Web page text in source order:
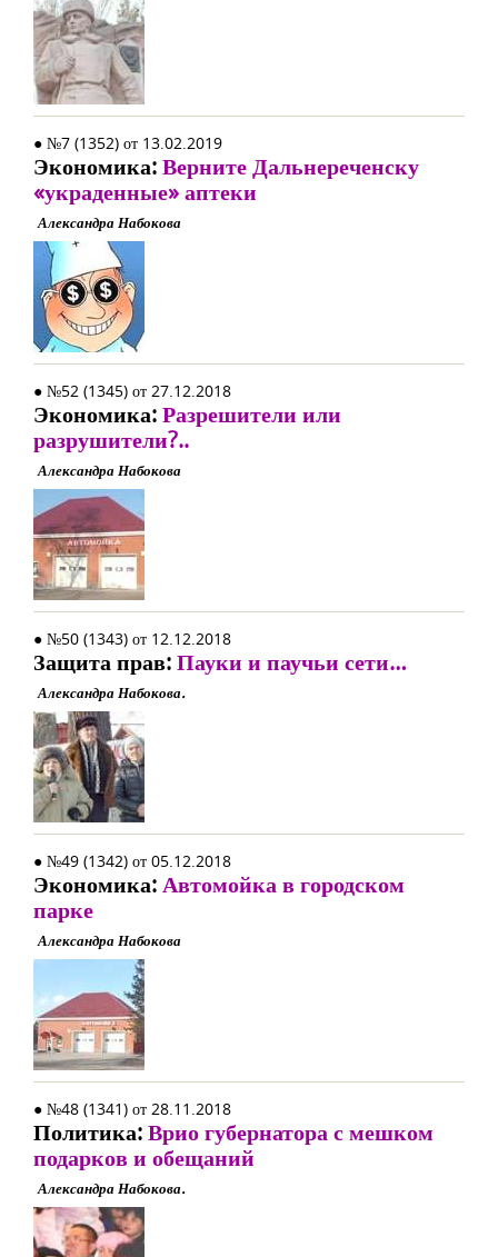
● №7 (1352) от 13.02.2019
Экономика:Верните Дальнереченску
«украденные» аптеки
Александра Набокова
● №52 (1345) от 27.12.2018
Экономика:Разрешители или
разрушители?..
Александра Набокова
● №50 (1343) от 12.12.2018
Защита прав:Пауки и паучьи сети…
Александра Набокова.
● №49 (1342) от 05.12.2018
Экономика:Автомойка в городском
парке
Александра Набокова
● №48 (1341) от 28.11.2018
Политика:Врио губернатора с мешком
подарков и обещаний
Александра Набокова.